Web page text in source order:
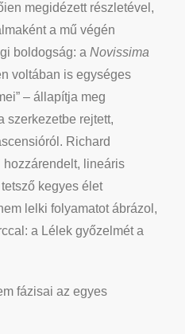
megidézett részletével,
a mű végén
boldogság: a Novissima
voltában is egységes
– állapítja meg
szerkezetbe rejtett,
Richard
hozzárendelt, lineáris
kegyes élet
lelki folyamatot ábrázol,
a Lélek győzelmét a
fázisai az egyes